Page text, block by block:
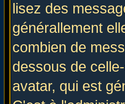
lisez des
générallement
combien de
dessous de
avatar, qui est